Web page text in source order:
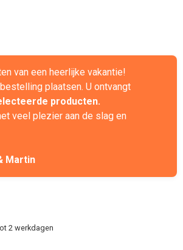
van een heerlijke vakantie!
plaatsen. U ontvangt
producten.
veel plezier aan de slag en
Martin
2 werkdagen